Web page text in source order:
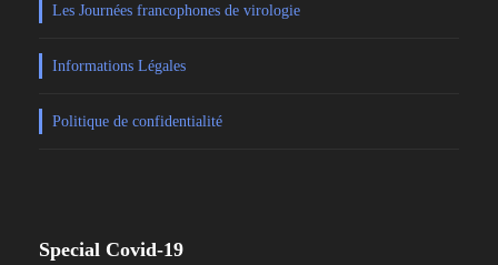
Les Journées francophones de virologie
Informations Légales
Politique de confidentialité
Special Covid-19